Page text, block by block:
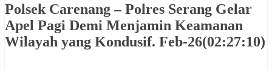
Polsek Carenang – Polres Serang Gelar
Apel Pagi Demi Menjamin Keamanan
Wilayah yang Kondusif. Feb-26(02:27:10)